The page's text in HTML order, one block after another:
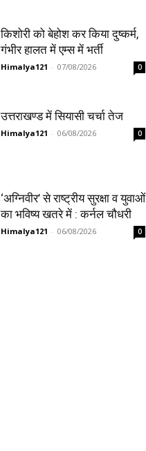
किशोरी को बेहोश कर किया दुष्कर्म,
गंभीर हालत में एम्स में भर्ती
Himalya121 - 07/08/2026 0
उत्तराखण्ड में सियासी चर्चा तेज
Himalya121 - 06/08/2026 0
‘अग्निवीर’ से राष्ट्रीय सुरक्षा व युवाओं
का भविष्य खतरे में : कर्नल चौधरी
Himalya121 - 06/08/2026 0